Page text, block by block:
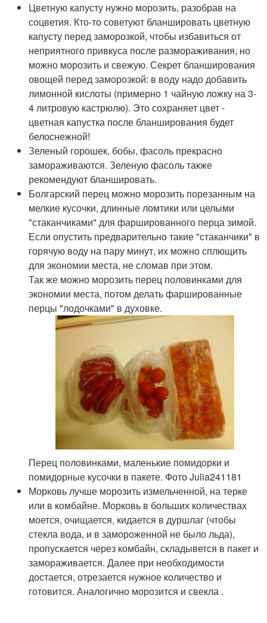
Цветную капусту нужно морозить, разобрав на
соцветия. Кто-то советуют бланшировать цветную
капусту перед заморозкой, чтобы избавиться от
неприятного привкуса после размораживания, но
можно морозить и свежую. Секрет бланширования
овощей перед заморозкой: в воду надо добавить
лимонной кислоты (примерно 1 чайную ложку на 3-
4 литровую кастрюлю). Это сохраняет цвет -
цветная капустка после бланширования будет
белоснежной!
Зеленый горошек, бобы, фасоль прекрасно
замораживаются. Зеленую фасоль также
рекомендуют бланшировать.
Болгарский перец можно морозить порезанным на
мелкие кусочки, длинные ломтики или целыми
"стаканчиками" для фаршированного перца зимой.
Если опустить предварительно такие "стаканчики" в
горячую воду на пару минут, их можно сплющить
для экономии места, не сломав при этом.
Так же можно морозить перец половинками для
экономии места, потом делать фаршированные
перцы "лодочками" в духовке.
Перец половинками, маленькие помидорки и
помидорные кусочки в пакете. Фото Julia241181
Морковь лучше морозить измельченной, на терке
или в комбайне. Морковь в больших количествах
моется, очищается, кидается в дуршлаг (чтобы
стекла вода, и в замороженной не было льда),
пропускается через комбайн, складывется в пакет и
замораживается. Далее при необходимости
достается, отрезается нужное количество и
готовится. Аналогично морозится и свекла .